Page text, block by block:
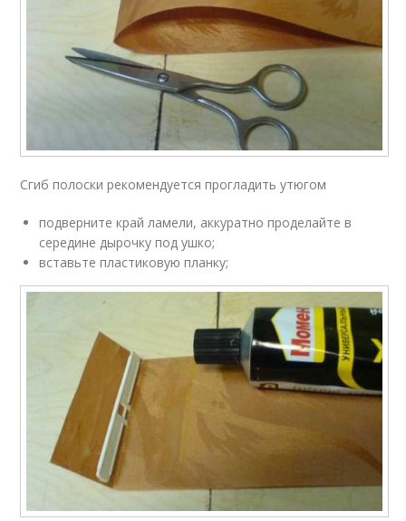
Сгиб полоски рекомендуется прогладить утюгом
подверните край ламели, аккуратно проделайте в
середине дырочку под ушко;
вставьте пластиковую планку;